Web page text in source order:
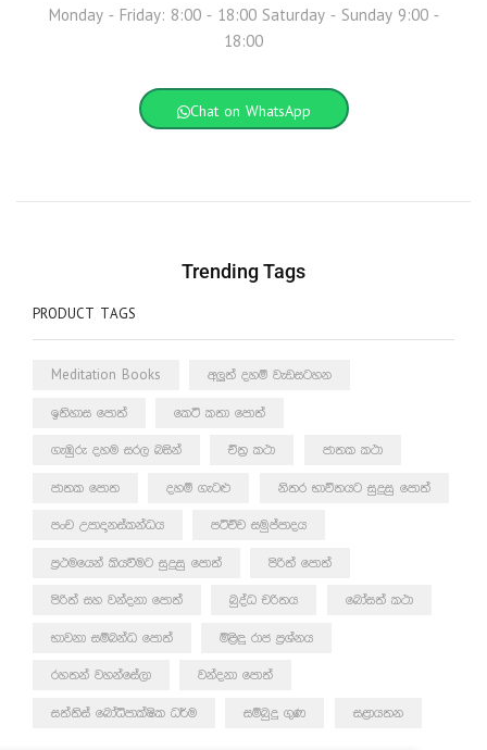
Monday - Friday: 8:00 - 18:00 Saturday - Sunday 9:00 -
18:00
Chat on WhatsApp
Trending Tags
PRODUCT TAGS
Meditation Books අලුත් දහම් වැඩසටහන
ඉතිහාස පොත් කෙටි කතා පොත්
ගැඹුරු දහම සරල බසින් චිත්‍ර කථා ජාතක කථා
ජාතක පොත දහම් ගැටළු නිතර භාවිතයට සුදුසු පොත්
පංච උපාදානස්කන්ධය පටිච්ච සමුප්පාදය
ප්‍රථමයෙන් කියවීමට සුදුසු පොත් පිරිත් පොත්
පිරිත් සහ වන්දනා පොත් බුද්ධ චරිතය බෝසත් කථා
භාවනා සම්බන්ධ පොත් මිළිඳු රාජ ප්‍රශ්නය
රහතන් වහන්සේලා වන්දනා පොත්
සත්තිස් බෝධිපාක්ෂික ධර්ම සම්බුදු ගුණ සළායතන